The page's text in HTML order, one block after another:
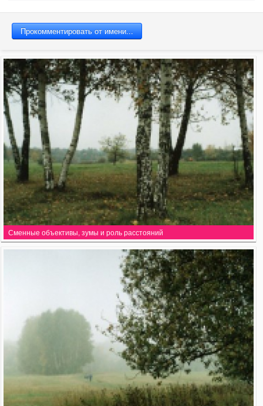
Сменные объективы, зумы и роль расстояний